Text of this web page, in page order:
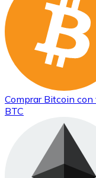
Comprar Bitcoin con
BTC